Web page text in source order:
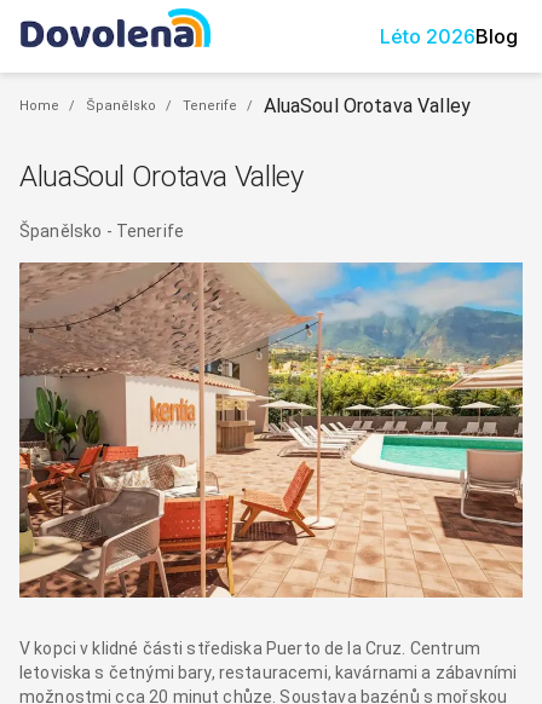
Léto 2026Blog
Home / Španělsko / Tenerife / AluaSoul Orotava Valley
AluaSoul Orotava Valley
Španělsko - Tenerife
V kopci v klidné části střediska Puerto de la Cruz. Centrum
letoviska s četnými bary, restauracemi, kavárnami a zábavními
možnostmi cca 20 minut chůze. Soustava bazénů s mořskou